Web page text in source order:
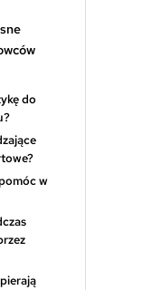
do
w